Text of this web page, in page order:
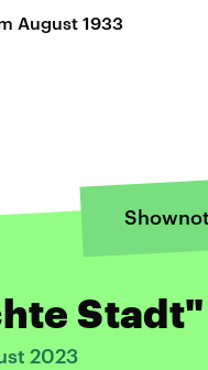
August 1933
Stadt"
2023